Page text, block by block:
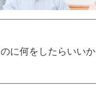
に何をしたらいいか